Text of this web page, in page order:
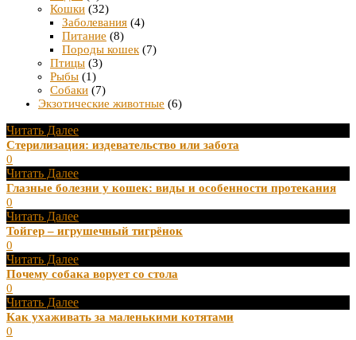
Кошки (32)
Заболевания (4)
Питание (8)
Породы кошек(7)
Птицы (3)
Рыбы (1)
Собаки (7)
Экзотические животные (6)
Читать Далее
Стерилизация: издевательство или забота
0
Читать Далее
Глазные болезни у кошек: виды и особенности протекания
0
Читать Далее
Тойгер – игрушечный тигрёнок
0
Читать Далее
Почему собака ворует со стола
0
Читать Далее
Как ухаживать за маленькими котятами
0